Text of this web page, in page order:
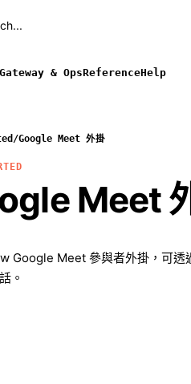
Gateway & OpsReferenceHelp
/Google Meet 外掛
Meet
Google Meet 參與者外掛，可
。